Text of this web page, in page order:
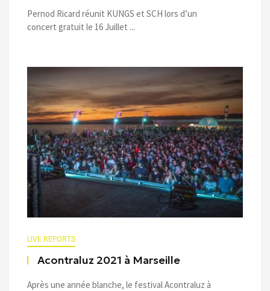
Pernod Ricard réunit KUNGS et SCH lors d’un
concert gratuit le 16 Juillet ...
LIVE REPORTS
Acontraluz 2021 à Marseille
Après une année blanche, le festival Acontraluz à